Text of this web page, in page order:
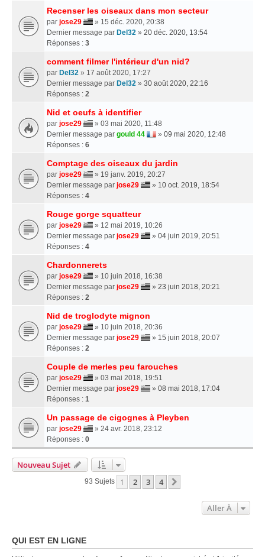
Recenser les oiseaux dans mon secteur
par jose29
» 15 déc. 2020, 20:38
Dernier message par Del32 » 20 déc. 2020, 13:54
Réponses : 3
comment filmer l'intérieur d'un nid?
par Del32 » 17 août 2020, 17:27
Dernier message par Del32 » 30 août 2020, 22:16
Réponses : 2
Nid et oeufs à identifier
par jose29
» 03 mai 2020, 11:48
Dernier message par gould 44 » 09 mai 2020, 12:48
Réponses : 6
Comptage des oiseaux du jardin
par jose29
» 19 janv. 2019, 20:27
Dernier message par jose29 » 10 oct. 2019, 18:54
Réponses : 4
Rouge gorge squatteur
par jose29
» 12 mai 2019, 10:26
Dernier message par jose29 » 04 juin 2019, 20:51
Réponses : 4
Chardonnerets
par jose29
» 10 juin 2018, 16:38
Dernier message par jose29 » 23 juin 2018, 20:21
Réponses : 2
Nid de troglodyte mignon
par jose29
» 10 juin 2018, 20:36
Dernier message par jose29 » 15 juin 2018, 20:07
Réponses : 2
Couple de merles peu farouches
par jose29
» 03 mai 2018, 19:51
Dernier message par jose29 » 08 mai 2018, 17:04
Réponses : 1
Un passage de cigognes à Pleyben
par jose29
» 24 avr. 2018, 23:12
Réponses : 0
Nouveau Sujet
93 Sujets 1 2 3 4
Aller À
QUI EST EN LIGNE